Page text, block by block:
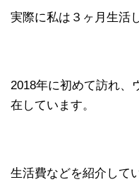
実際に私は３ヶ月生活
2018年に初めて訪れ、
在しています。
生活費などを紹介して